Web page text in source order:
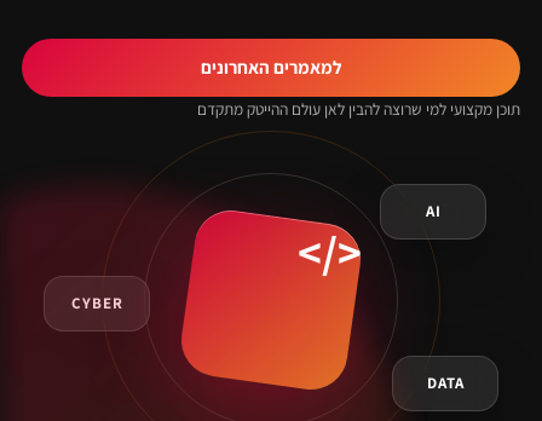
למאמרים האחרונים
תוכן מקצועי למי שרוצה להבין לאן עולם ההייטק מתקדם
AI
CYBER
DATA